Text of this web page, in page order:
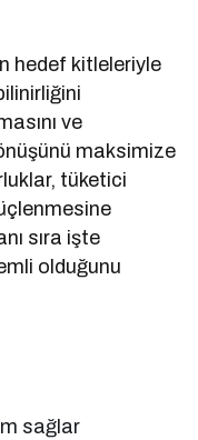
hedef kitleleriyle
ve
maksimize
tüketici
sıra işte
olduğunu
sağlar